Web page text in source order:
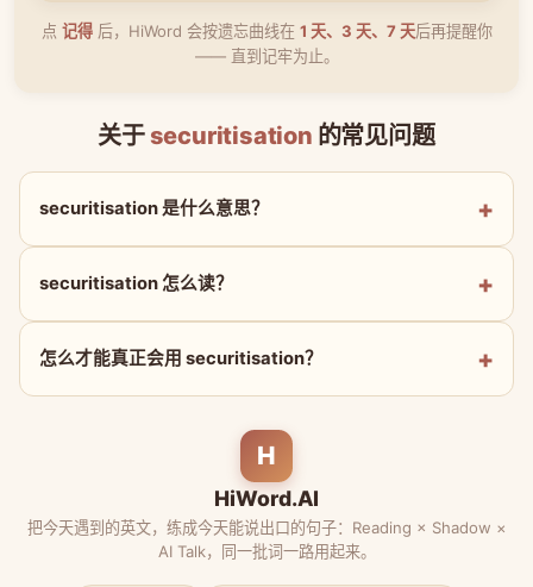
点 记得后，HiWord 会按遗忘曲线在 1 天、3 天、7 天后再提醒你
—— 直到记牢为止。
关于 securitisation 的常见问题
securitisation 是什么意思？
securitisation 怎么读？
怎么才能真正会用 securitisation？
H
HiWord.AI
把今天遇到的英文，练成今天能说出口的句子：Reading × Shadow ×
AI Talk，同一批词一路用起来。